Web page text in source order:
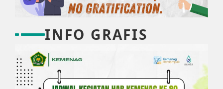
INFO GRAFIS